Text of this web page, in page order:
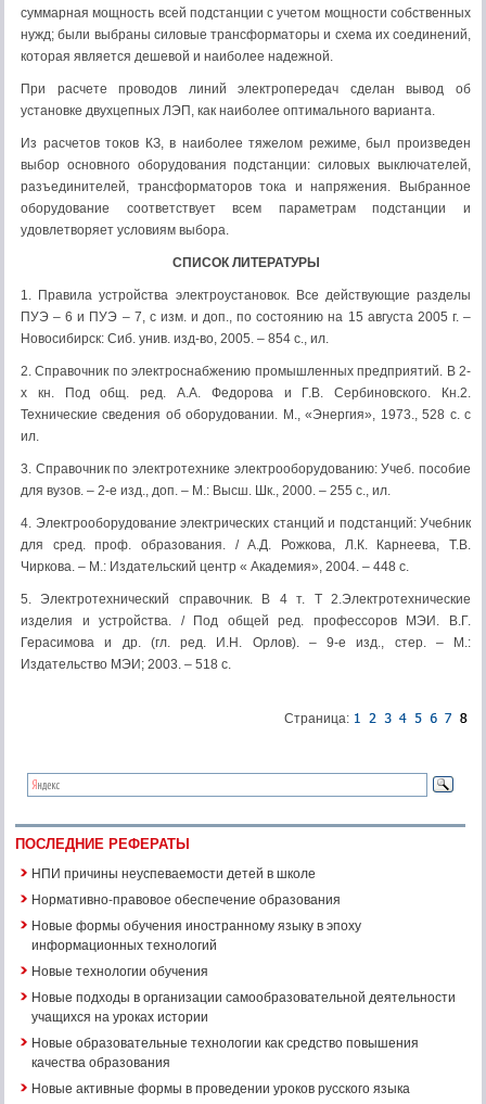
суммарная мощность всей подстанции с учетом мощности собственных
нужд; были выбраны силовые трансформаторы и схема их соединений,
которая является дешевой и наиболее надежной.
При расчете проводов линий электропередач сделан вывод об
установке двухцепных ЛЭП, как наиболее оптимального варианта.
Из расчетов токов КЗ, в наиболее тяжелом режиме, был произведен
выбор основного оборудования подстанции: силовых выключателей,
разъединителей, трансформаторов тока и напряжения. Выбранное
оборудование соответствует всем параметрам подстанции и
удовлетворяет условиям выбора.
СПИСОК ЛИТЕРАТУРЫ
1. Правила устройства электроустановок. Все действующие разделы
ПУЭ – 6 и ПУЭ – 7, с изм. и доп., по состоянию на 15 августа 2005 г. –
Новосибирск: Сиб. унив. изд-во, 2005. – 854 с., ил.
2. Справочник по электроснабжению промышленных предприятий. В 2-
х кн. Под общ. ред. А.А. Федорова и Г.В. Сербиновского. Кн.2.
Технические сведения об оборудовании. М., «Энергия», 1973., 528 с. с
ил.
3. Справочник по электротехнике электрооборудованию: Учеб. пособие
для вузов. – 2-е изд., доп. – М.: Высш. Шк., 2000. – 255 с., ил.
4. Электрооборудование электрических станций и подстанций: Учебник
для сред. проф. образования. / А.Д. Рожкова, Л.К. Карнеева, Т.В.
Чиркова. – М.: Издательский центр « Академия», 2004. – 448 с.
5. Электротехнический справочник. В 4 т. Т 2.Электротехнические
изделия и устройства. / Под общей ред. профессоров МЭИ. В.Г.
Герасимова и др. (гл. ред. И.Н. Орлов). – 9-е изд., стер. – М.:
Издательство МЭИ; 2003. – 518 с.
Страница:
ПОСЛЕДНИЕ РЕФЕРАТЫ
НПИ причины неуспеваемости детей в школе
Нормативно-правовое обеспечение образования
Новые формы обучения иностранному языку в эпоху
информационных технологий
Новые технологии обучения
Новые подходы в организации самообразовательной деятельности
учащихся на уроках истории
Новые образовательные технологии как средство повышения
качества образования
Новые активные формы в проведении уроков русского языка